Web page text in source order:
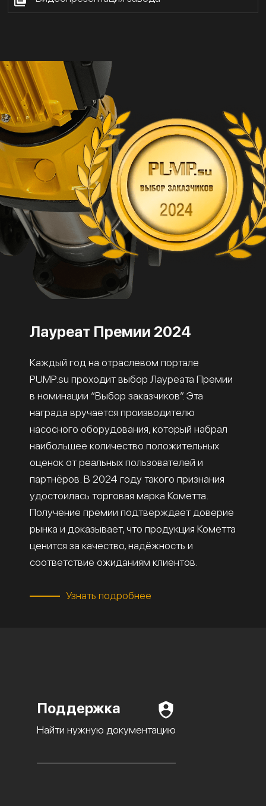
Лауреат Премии 2024
Каждый год на отраслевом портале
PUMP.su проходит выбор Лауреата Премии
в номинации “Выбор заказчиков”. Эта
награда вручается производителю
насосного оборудования, который набрал
наибольшее количество положительных
оценок от реальных пользователей и
партнёров. В 2024 году такого признания
удостоилась торговая марка Кометта.
Получение премии подтверждает доверие
рынка и доказывает, что продукция Кометта
ценится за качество, надёжность и
соответствие ожиданиям клиентов.
Узнать подробнее
Поддержка
Найти нужную документацию